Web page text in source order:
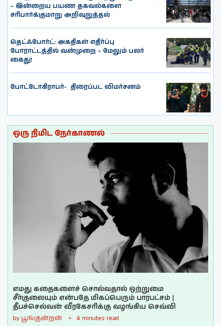
– இன்றைய பயண தகவல்களை
சரிபார்க்குமாறு அறிவுறுத்தல்
தெட்ஃபோர்ட்: அகதிகள் எதிர்ப்பு
போராட்டத்தில் வன்முறை – மேலும் பலர்
கைது!
போட்டோகிராபர்- ‌ திரைப்பட விமர்சனம்
ஒரு நிமிட நேர்காணல்
எமது கதைகளைச் சொல்வதால் ஒற்றுமை
சீர்குலையும் என்பதே மிகப்பெரும் பாரபட்சம் |
தீபச்செல்வன் வீரகேசரிக்கு வழங்கிய செவ்வி
by பூங்குன்றன் 4 minutes read